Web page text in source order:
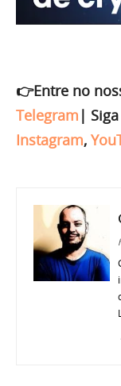
👉Entre no
Telegram |
Instagram,